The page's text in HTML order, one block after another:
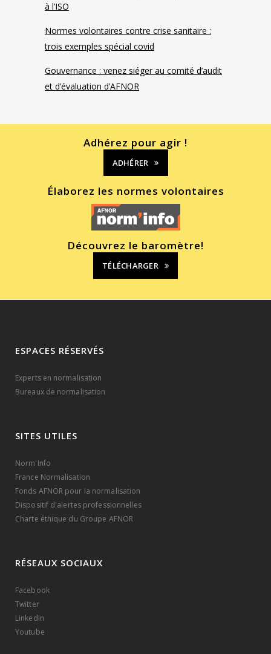
à l’ISO
Normes volontaires contre crise sanitaire :
trois exemples spécial covid
Gouvernance : venez siéger au comité d’audit
et d’évaluation d’AFNOR
Adhérez pour agir !
ADHÉRER
Élaborez les normes volontaires
Découvrez le baromètre!
TÉLÉCHARGER
ESPACES RÉSERVÉS
Experts en normalisation
Bureaux de normalisation
SITES UTILES
Norm'Info
France Normalisation
Fonds AFNOR pour la normalisation
Dispositif d'alertes professionnelles
Charte éthique du Groupe AFNOR
RÉSEAUX SOCIAUX
Facebook
Twitter
LinkedIn
Youtube